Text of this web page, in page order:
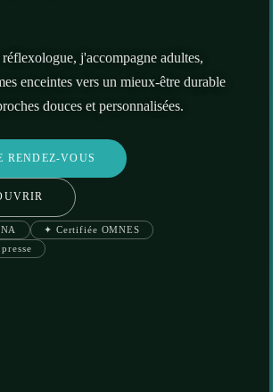
j'accompagne adultes,
enceintes vers un mieux-être durable
douces et personnalisées.
RENDEZ-VOUS
✦ Certifiée OMNES